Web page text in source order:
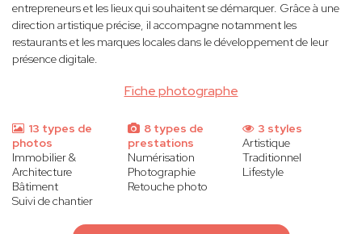
Fiche photographe
entrepreneurs et les lieux qui souhaitent se démarquer. Grâce à une
direction artistique précise, il accompagne notamment les
restaurants et les marques locales dans le développement de leur
présence digitale.
13 types de
photos
Immobilier &
Architecture
Bâtiment
Suivi de chantier
8 types de
prestations
Numérisation
Photographie
Retouche photo
3 styles
Artistique
Traditionnel
Lifestyle